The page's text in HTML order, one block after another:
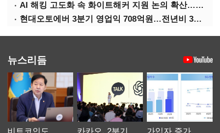
AI 해킹 고도화 속 화이트해커 지원 논의 확산…'버그바운티' 재조명
현대오토에버 3분기 영업익 708억원…전년비 34.8%↑
뉴스리듬